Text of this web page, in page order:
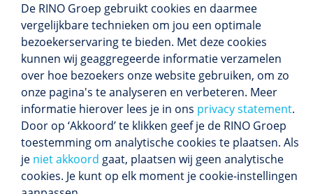
De RINO Groep gebruikt cookies en daarmee
vergelijkbare technieken om jou een optimale
bezoekerservaring te bieden. Met deze cookies
kunnen wij geaggregeerde informatie verzamelen
over hoe bezoekers onze website gebruiken, om zo
onze pagina's te analyseren en verbeteren. Meer
informatie hierover lees je in ons privacy statement.
Door op ‘Akkoord’ te klikken geef je de RINO Groep
toestemming om analytische cookies te plaatsen. Als
je niet akkoord gaat, plaatsen wij geen analytische
cookies. Je kunt op elk moment je cookie-instellingen
Meer dan 250 opleidingen
Alle BIG-opleidingen in huis
Cedeo-erkend en CRKBO-geregistreerd
Gemiddelde beoordeling 8,4
Volg ons
Blijf op de hoogte van het (nieuwe) scholings­
aanbod en ons laatste nieuws.